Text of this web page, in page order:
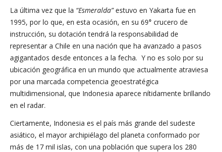
La última vez que la “Esmeralda”estuvo en Yakarta fue en
1995, por lo que, en esta ocasión, en su 69° crucero de
instrucción, su dotación tendrá la responsabilidad de
representar a Chile en una nación que ha avanzado a pasos
agigantados desde entonces a la fecha. Y no es solo por su
ubicación geográfica en un mundo que actualmente atraviesa
por una marcada competencia geoestratégica
multidimensional, que Indonesia aparece nítidamente brillando
en el radar.
Ciertamente, Indonesia es el país más grande del sudeste
asiático, el mayor archipiélago del planeta conformado por
más de 17 mil islas, con una población que supera los 280